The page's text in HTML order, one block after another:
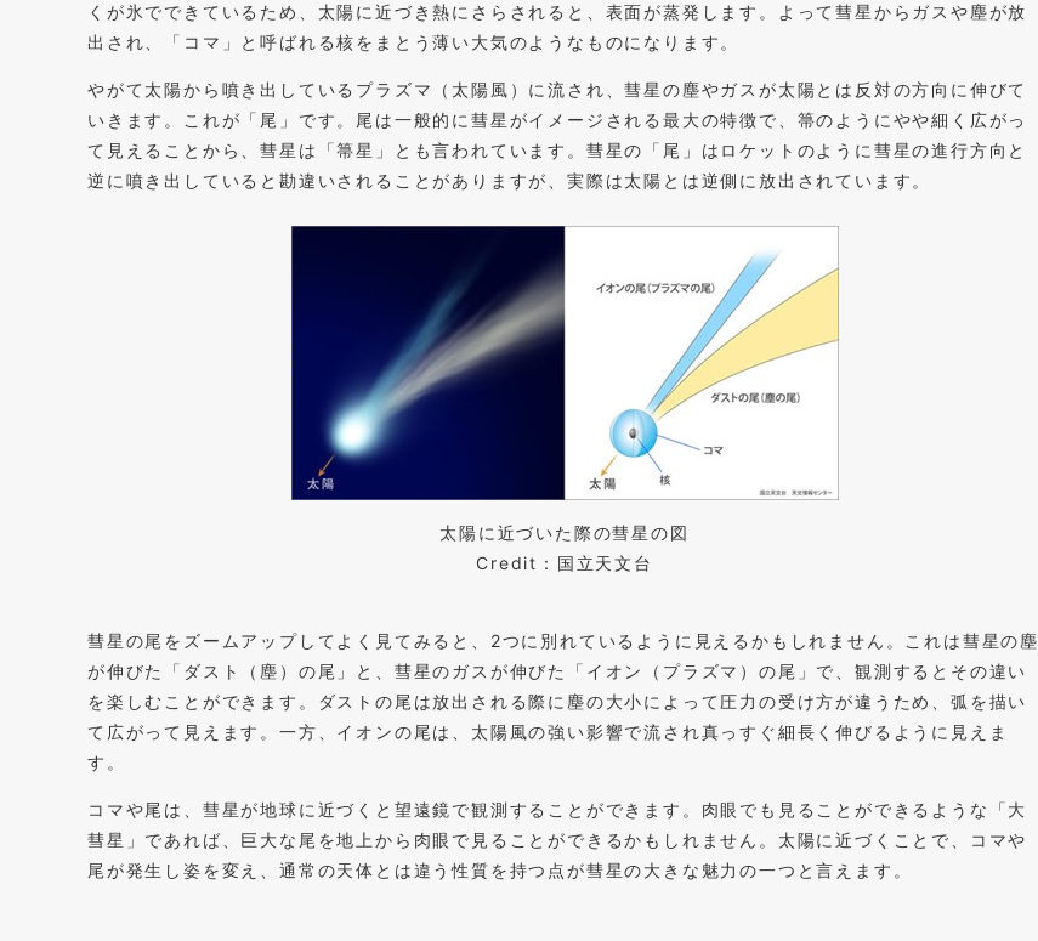
くが氷でできているため、太陽に近づき熱にさらされると、表面が蒸発します。よって彗星からガスや塵が放
出され、「コマ」と呼ばれる核をまとう薄い大気のようなものになります。
やがて太陽から噴き出しているプラズマ（太陽風）に流され、彗星の塵やガスが太陽とは反対の方向に伸びて
いきます。これが「尾」です。尾は一般的に彗星がイメージされる最大の特徴で、箒のようにやや細く広がっ
て見えることから、彗星は「箒星」とも言われています。彗星の「尾」はロケットのように彗星の進行方向と
逆に噴き出していると勘違いされることがありますが、実際は太陽とは逆側に放出されています。
太陽に近づいた際の彗星の図
Credit：国立天文台
彗星の尾をズームアップしてよく見てみると、2つに別れているように見えるかもしれません。これは彗星の塵
が伸びた「ダスト（塵）の尾」と、彗星のガスが伸びた「イオン（プラズマ）の尾」で、観測するとその違い
を楽しむことができます。ダストの尾は放出される際に塵の大小によって圧力の受け方が違うため、弧を描い
て広がって見えます。一方、イオンの尾は、太陽風の強い影響で流され真っすぐ細長く伸びるように見えま
す。
コマや尾は、彗星が地球に近づくと望遠鏡で観測することができます。肉眼でも見ることができるような「大
彗星」であれば、巨大な尾を地上から肉眼で見ることができるかもしれません。太陽に近づくことで、コマや
尾が発生し姿を変え、通常の天体とは違う性質を持つ点が彗星の大きな魅力の一つと言えます。